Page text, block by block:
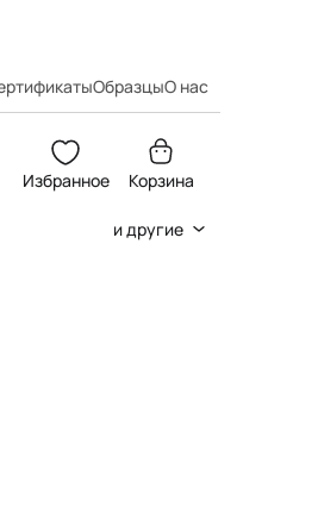
ОбразцыО нас
Избранное Корзина
и другие